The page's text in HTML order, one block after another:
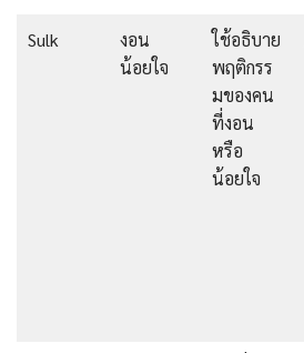
Sulk
งอน
น้อยใจ
ใช้อธิบาย
พฤติกรร
มของคน
ที่งอน
หรือ
น้อยใจ